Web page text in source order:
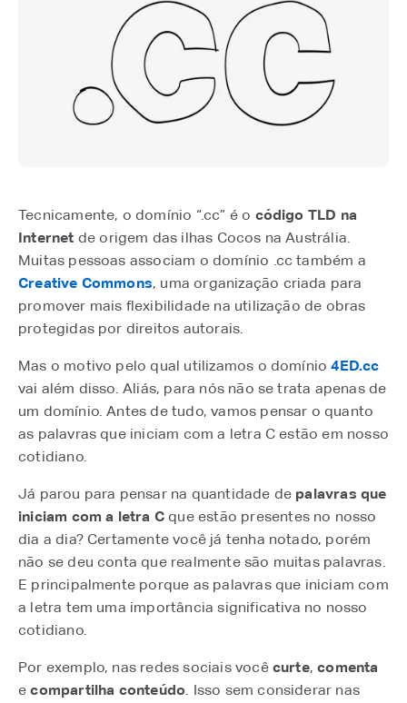
Tecnicamente, o domínio “.cc” é o código TLD na
Internet de origem das ilhas Cocos na Austrália.
Muitas pessoas associam o domínio .cc também a
Creative Commons, uma organização criada para
promover mais flexibilidade na utilização de obras
protegidas por direitos autorais.
Mas o motivo pelo qual utilizamos o domínio4ED.cc
vai além disso. Aliás, para nós não se trata apenas de
um domínio. Antes de tudo, vamos pensar o quanto
as palavras que iniciam com a letra C estão em nosso
cotidiano.
Já parou para pensar na quantidade de palavras que
iniciam com a letra C que estão presentes no nosso
dia a dia? Certamente você já tenha notado, porém
não se deu conta que realmente são muitas palavras.
E principalmente porque as palavras que iniciam com
a letra tem uma importância significativa no nosso
cotidiano.
Por exemplo, nas redes sociais você curte,comenta
ecompartilha conteúdo. Isso sem considerar nas